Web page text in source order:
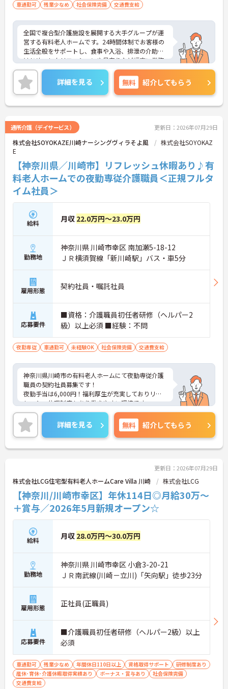
車通勤可 残業少なめ 社会保険完備 交通費支給
全国で複合型介護施設を展開する大手グループが運
営する有料老人ホームです。24時間体制でお客様の
生活全般をサポートし、食事や入浴、排泄の介助を
はじめ、レクリエーションや見守りなど幅広い業務
に関わることができます。医療機関とも連携してい
るため、緊急時の対応体制も万全で安心です。有給
休暇とは別に年間17日間のリフレッシュ休暇が付与
され、平日の取得もしやすいため、プライベートを
大切にしながら無理なく働き続けられます。髪色や
イルを保ちながらいきいきと働ける点も魅力です。
また、個人の評価等に応じて支払われる特別報酬制
度があり、頑張りがしっかりと還元されます。定年
格を活かして長く安定したキャリアを築いていきた
い方に大変おすすめの求人です。
★おすすめPOINT★
【充実した研修体制でさらなるスキルアップが期待
・入社時研修やサービス別研修など多彩な研修があ
るため、着実に知識と技術を深められます
・OJT研修を通じて現場での実践的なサポートを受
けられるので、安心して業務をスタートできます
【リフレッシュ休暇を活用して無理なく長く働ける
環境です】
・有給休暇とは別に年間17日間のリフレッシュ休暇
があるため、心身ともにしっかりと休むことができ
時間やご家族との時間を大切にしながら働き続けら
れます
【特別報酬制度で日々の頑張りが評価につながりま
す】
・業績や評価に応じた特別報酬制度が設けられてい
るため、日々の努力が還元されるやりがいを感じら
れます
【自分らしいスタイルでいきいきと活躍できる環境
・髪色や髪型、ネイルなどが原則自由となっている
ため、個性を大切にしながら働くことができます
・社員一人ひとりの価値観を尊重する社風のもと
【全国展開の安定基盤で長期的なキャリアを描けま
す】
・全国367拠点以上を展開する大手グループの運営
により、安定した環境で長く働き続けることができ
ます
・定年は65歳で70歳までの再雇用制度が整っている
ため、長期的な視点でキャリアを築いていける安心
感があります
詳細を見る 無料 紹介してもらう
通所介護（デイサービス） 更新日：2026年07月29日
株式会社SOYOKAZE川崎ナーシングヴィラそよ風
株式会社SOYOKAZ
E
【神奈川県／川崎市】リフレッシュ休暇あり♪有
料老人ホームでの夜勤専従介護職員＜正規フルタ
イム社員＞
給料 月収 22.0万円～23.0万円
勤務地
神奈川県 川崎市幸区 南加瀬5-18-12
ＪＲ横須賀線「新川崎駅」バス・車5分
雇用形態 契約社員・嘱託社員
応募要件
■資格：介護職員初任者研修（ヘルパー2
級）以上必須 ■経験：不問
夜勤専従 車通勤可 未経験OK 社会保険完備 交通費支給
神奈川県川崎市の有料老人ホームにて夜勤専従介護
職員の契約社員募集です！
夜勤手当は6,000円！福利厚生が充実しておりリフ
レッシュ休暇制度もあり働きやすい環境です。
ご興味のある方には、面接対策ポイントなどさらに
詳細をお話いたしますので、お気軽にご相談くださ
い。
詳細を見る 無料 紹介してもらう
更新日：2026年07月29日
株式会社LCG住宅型有料老人ホームCare Villa 川崎 株式会社LCG
【神奈川/川崎市幸区】年休114日◎月給30万～
＋賞与／2026年5月新規オープン☆
給料 月収 28.0万円～30.0万円
勤務地
神奈川県 川崎市幸区 小倉3-20-21
ＪＲ南武線(川崎－立川)「矢向駅」徒歩23分
雇用形態 正社員(正職員)
応募要件
■介護職員初任者研修（ヘルパー2級）以上
必須
車通勤可 残業少なめ 年間休日110日以上 資格取得サポート
研修制度あり
産休･育休･介護休暇取得実績あり
ボーナス・賞与あり
社会保険完備
交通費支給